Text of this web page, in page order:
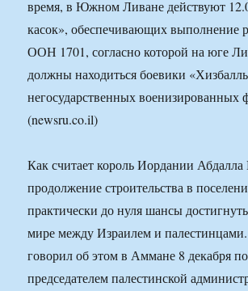
время, в Южном Ливане действуют
касок», обеспечивающих выполнение
ООН 1701, согласно которой на юге
должны находиться боевики
негосударственных военизированных
(newsru.co.il)
Как считает король Иордании Абдалла
продолжение строительства в
практически до нуля шансы
мире между Израилем и
говорил об этом в Аммане 8 декабря
председателем палестинской